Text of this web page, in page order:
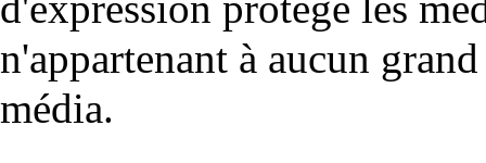
n'appartenant à aucun
média.